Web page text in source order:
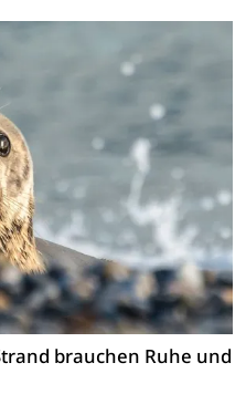
brauchen Ruhe und